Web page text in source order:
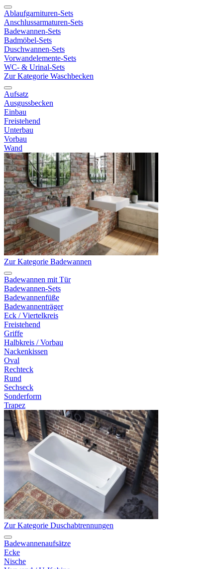
Ablaufgarnituren-Sets
Anschlussarmaturen-Sets
Badewannen-Sets
Badmöbel-Sets
Duschwannen-Sets
Vorwandelemente-Sets
WC- & Urinal-Sets
Zur Kategorie Waschbecken
Aufsatz
Ausgussbecken
Einbau
Freistehend
Unterbau
Vorbau
Wand
Zur Kategorie Badewannen
Badewannen mit Tür
Badewannen-Sets
Badewannenfüße
Badewannenträger
Eck / Viertelkreis
Freistehend
Griffe
Halbkreis / Vorbau
Nackenkissen
Oval
Rechteck
Rund
Sechseck
Sonderform
Trapez
Zur Kategorie Duschabtrennungen
Badewannenaufsätze
Ecke
Nische